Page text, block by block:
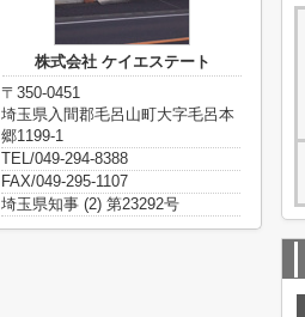
株式会社 ケイエステート
〒350-0451
埼玉県入間郡毛呂山町大字毛呂本
郷1199-1
TEL/049-294-8388
FAX/049-295-1107
埼玉県知事 (2) 第23292号